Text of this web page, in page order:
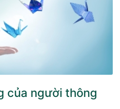
của người thông